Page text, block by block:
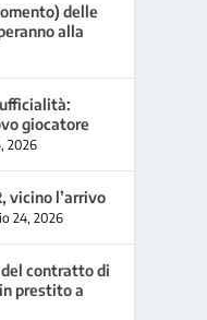
delle
alla
giocatore
2026
vicino l’arrivo
24, 2026
contratto di
prestito a